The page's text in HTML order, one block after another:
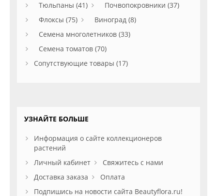
Тюльпаны (41)
Почвопокровники (37)
Флоксы (75)
Виноград (8)
Семена многолетников (33)
Семена томатов (70)
Сопутствующие товары (17)
УЗНАЙТЕ БОЛЬШЕ
Информация о сайте коллекционеров
растений
Личный кабинет
Свяжитесь с нами
Доставка заказа
Оплата
Подпишись на новости сайта Beautyflora.ru!